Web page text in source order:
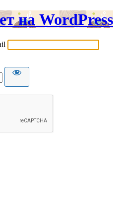
на WordPress